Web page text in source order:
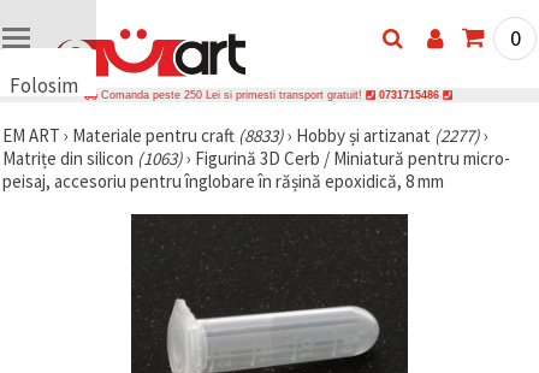
Folosim
uri
🍪 Folosim
cookie-uri
0
Comanda peste 250 Lei si primesti transport gratuit! 0731715486
EM ART › Materiale pentru craft (8833)› Hobby și artizanat (2277)›
Matrițe din silicon (1063)› Figurină 3D Cerb / Miniatură pentru micro-
peisaj, accesoriu pentru înglobare în rășină epoxidică, 8 mm